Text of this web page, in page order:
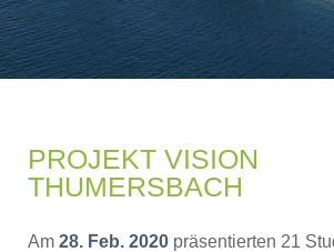
PROJEKT VISION
THUMERSBACH
Am 28. Feb. 2020 präsentierten 21